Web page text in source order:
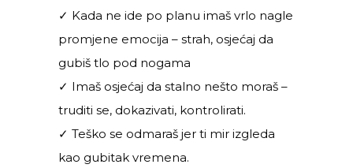
✓ Kada ne ide po planu imaš vrlo nagle
promjene emocija – strah, osjećaj da
gubiš tlo pod nogama
✓ Imaš osjećaj da stalno nešto moraš –
truditi se, dokazivati, kontrolirati.
✓ Teško se odmaraš jer ti mir izgleda
kao gubitak vremena.